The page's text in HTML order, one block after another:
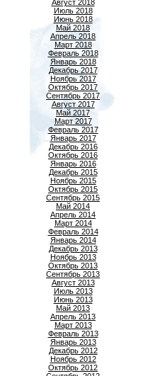
Август 2018
Июль 2018
Июнь 2018
Май 2018
Апрель 2018
Март 2018
Февраль 2018
Январь 2018
Декабрь 2017
Ноябрь 2017
Октябрь 2017
Сентябрь 2017
Август 2017
Май 2017
Март 2017
Февраль 2017
Январь 2017
Декабрь 2016
Октябрь 2016
Январь 2016
Декабрь 2015
Ноябрь 2015
Октябрь 2015
Сентябрь 2015
Май 2014
Апрель 2014
Март 2014
Февраль 2014
Январь 2014
Декабрь 2013
Ноябрь 2013
Октябрь 2013
Сентябрь 2013
Август 2013
Июль 2013
Июнь 2013
Май 2013
Апрель 2013
Март 2013
Февраль 2013
Январь 2013
Декабрь 2012
Ноябрь 2012
Октябрь 2012